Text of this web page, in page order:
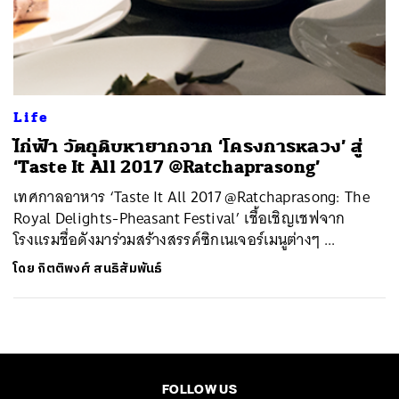
Life
​ไก่ฟ้า วัตถุดิบหายากจาก ‘โครงการหลวง’ สู่
‘Taste It All 2017 @Ratchaprasong’
เทศกาลอาหาร ‘Taste It All 2017 @Ratchaprasong: The
Royal Delights-Pheasant Festival’ เชื้อเชิญเชฟจาก
โรงแรมชื่อดังมาร่วมสร้างสรรค์ซิกเนเจอร์เมนูต่างๆ ...
โดย กิตติพงศ์ สนธิสัมพันธ์
FOLLOW US
ค้นหา
SHARE TWEET LINE EMAIL